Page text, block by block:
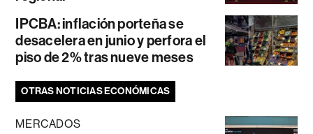
IPCBA: inflación porteña se
desacelera en junio y perfora el
piso de 2% tras nueve meses
OTRAS NOTICIAS ECONÓMICAS
MERCADOS